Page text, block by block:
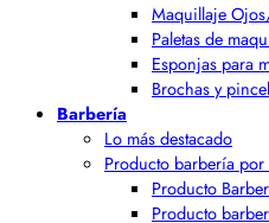
Maquillaje
Paletas de
Esponjas para
Brochas y
Barbería
Lo más destacado
Producto barbería por
Producto
Producto